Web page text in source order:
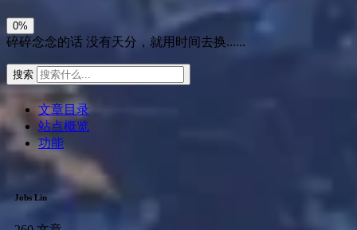
0%
碎碎念念的话 没有天分，就用时间去换......
搜索
文章目录
站点概览
功能
Jobs Lin